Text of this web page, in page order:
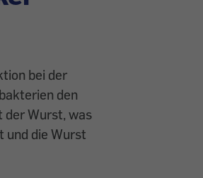
bei der
den
der Wurst, was
und die Wurst